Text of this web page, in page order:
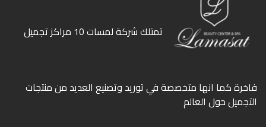
ﺗﻤﺘﻠﻚ ﺷﺮﻛﺔ ﻟﻤﺴﺎت 10 ﻣﺮاﻛﺰ ﺗﺠﻤﻴﻞ
ﻓﺎﺧﺮة كما انها ﻣﺘﺨﺼﺼﺔ ﻓﻲ ﺗﻮرﻳﺪ وﺗﺼﻨﻴﻊ اﻟﻌﺪﻳﺪ ﻣﻦ ﻣﻨﺘﺠﺎت
اﻟﺘﺠﻤﻴﻞ ﺣﻮل اﻟﻌﺎﻟﻢ